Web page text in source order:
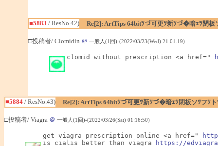
■5883 / ResNo.42) Re[2]: ArtTips 64bitﾂづ可更ﾂ新ﾂづ�暗ｪﾂ閉
□投稿者/ Clomidin ＠ 一般人(1回)-(2022/03/23(Wed) 21:01:19)
clomid without prescription <a href="
■5884 / ResNo.43) Re[2]: ArtTips 64bitﾂづ可更ﾂ新ﾂづ�暗ｪﾂ閉板ソﾂフﾂ
□投稿者/ Viagra ＠ 一般人(1回)-(2022/03/26(Sat) 01:16:50)
get viagra prescription online <a href="
is cialis better than viagra
https://